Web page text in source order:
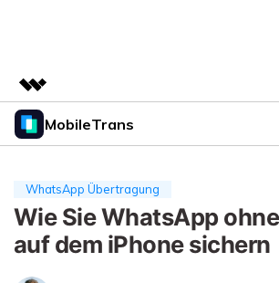
Top-Produkte
Dienstprogramme
Überblick
Lösungen
Über uns
MobileTrans
Desktop
Mobile
Funktionen
Funktionen
WhatsApp Übertragung
Wie Sie WhatsApp
auf dem iPhone sichern